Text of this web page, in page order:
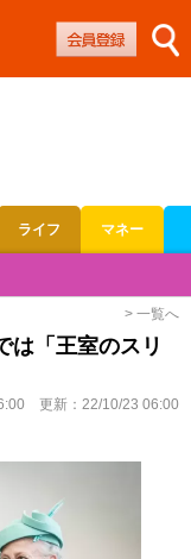
ライフ マネー
> 一覧へ
は「王室のスリ
更新： 22/10/23 06:00